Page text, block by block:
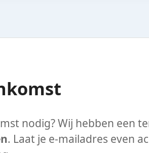
nodig? Wij hebben een
. Laat je e-mailadres even